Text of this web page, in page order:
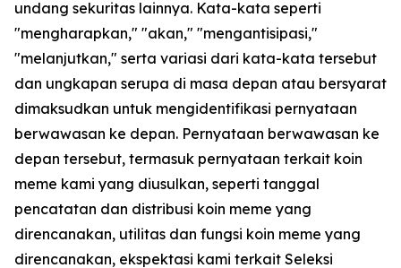
undang sekuritas lainnya. Kata-kata seperti
"mengharapkan," "akan," "mengantisipasi,"
"melanjutkan," serta variasi dari kata-kata tersebut
dan ungkapan serupa di masa depan atau bersyarat
dimaksudkan untuk mengidentifikasi pernyataan
berwawasan ke depan. Pernyataan berwawasan ke
depan tersebut, termasuk pernyataan terkait koin
meme kami yang diusulkan, seperti tanggal
pencatatan dan distribusi koin meme yang
direncanakan, utilitas dan fungsi koin meme yang
direncanakan, ekspektasi kami terkait Seleksi